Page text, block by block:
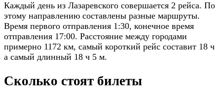
Каждый день из Лазаревского совершается 2 рейса. По
этому направлению составлены разные маршруты.
Время первого отправления 1:30, конечное время
отправления 17:00. Расстояние между городами
примерно 1172 км, самый короткий рейс составит 18 ч
а самый длинный 18 ч 5 м.
Сколько стоят билеты